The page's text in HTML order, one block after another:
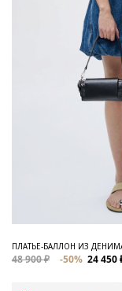
ПЛАТЬЕ-БАЛЛОН ИЗ ДЕНИМА
48 900 ₽ -50% 24 450